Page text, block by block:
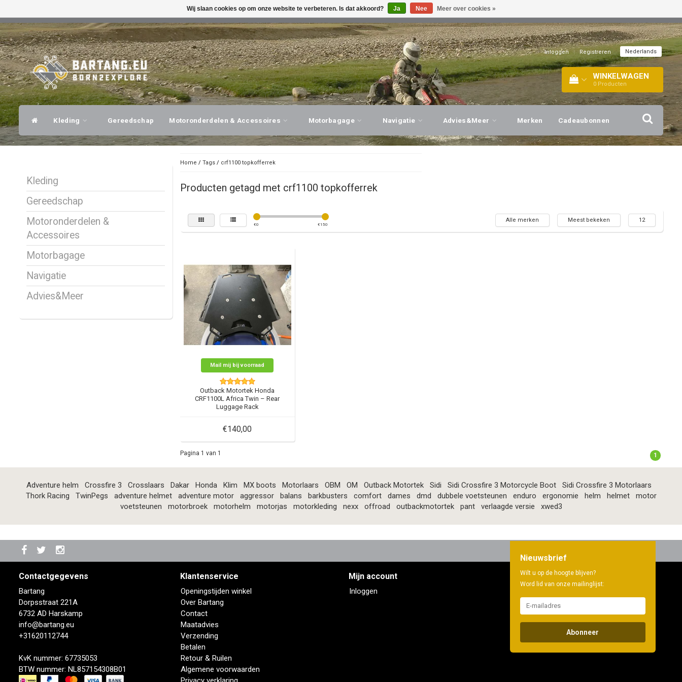
DESKUNDIG ADVIES, PERSOONLIJKE SERVICE! BEZOEK ONZE WINKEL!
Inloggen | Registreren Nederlands
WINKELWAGEN
0 Producten
Kleding Gereedschap Motoronderdelen & Accessoires Motorbagage Navigatie Advies&Meer Merken Cadeaubonnen
Kleding
Gereedschap
Motoronderdelen &
Accessoires
Motorbagage
Navigatie
Advies&Meer
Home / Tags/ crf1100 topkofferrek
Producten getagd met crf1100 topkofferrek
€0 €150
Alle merken Meest bekeken 12
Mail mij bij voorraad
Outback Motortek Honda
CRF1100L Africa Twin – Rear
Luggage Rack
€140,00
Pagina 1 van 1 1
Adventure helm Crossfire 3 Crosslaars Dakar Honda Klim MX boots Motorlaars OBM OM Outback Motortek Sidi Sidi Crossfire 3 Motorcycle Boot
Sidi Crossfire 3 Motorlaars
Thork Racing
TwinPegs adventure helmet adventure motor aggressor balans barkbusters comfort dames dmd dubbele voetsteunen enduro ergonomie helm helmet
motor
voetsteunen
motorbroek motorhelm motorjas motorkleding nexx offroad outbackmotortek pant verlaagde versie xwed3
Contactgegevens
Bartang
Dorpsstraat 221A
6732 AD Harskamp
info@bartang.eu
+31620112744
KvK nummer: 67735053
BTW nummer: NL857154308B01
Klantenservice
Openingstijden winkel
Over Bartang
Contact
Maatadvies
Verzending
Betalen
Retour & Ruilen
Algemene voorwaarden
Mijn account
Inloggen
Nieuwsbrief
Wilt u op de hoogte blijven?
Word lid van onze mailinglijst:
Abonneer
Wij slaan cookies op om onze website te verbeteren. Is dat akkoord? Ja Nee Meer over cookies »